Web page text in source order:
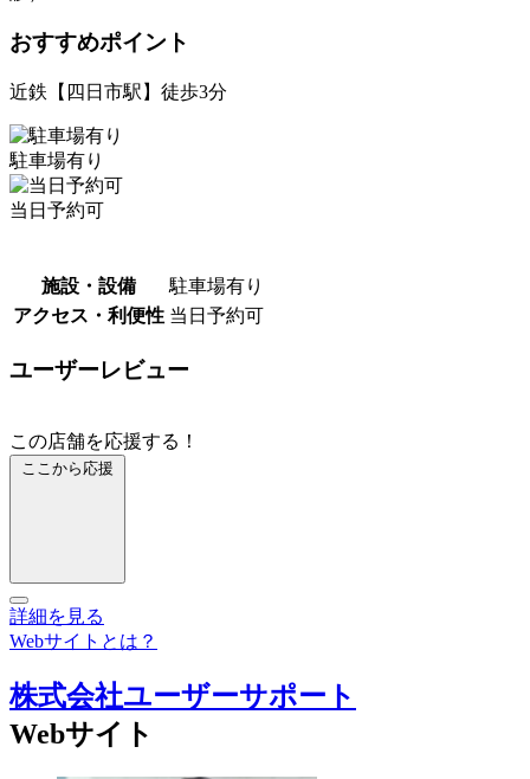
おすすめポイント
近鉄【四日市駅】徒歩3分
駐車場有り
当日予約可
施設・設備
駐車場有り
アクセス・利便性 当日予約可
ユーザーレビュー
この店舗を応援する！
ここから応援
詳細を見る
Webサイトとは？
株式会社ユーザーサポート
Webサイト